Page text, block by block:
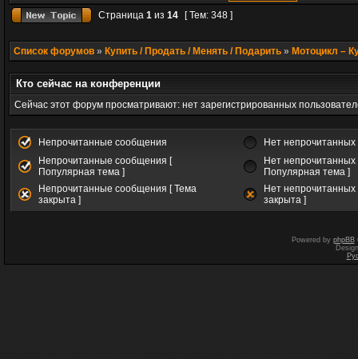
Страница 1 из 14 [ Тем: 348 ]
Список форумов » Купить / Продать / Менять / Подарить » Мотоцикл –
Кто сейчас на конференции
Сейчас этот форум просматривают: нет зарегистрированных
Непрочитанные сообщения
Нет
Непрочитанные сообщения [
Популярная тема ]
Нет
Популярная тема ]
Непрочитанные сообщения [ Тема
закрыта ]
Нет
закрыта ]
Powered by phpBB